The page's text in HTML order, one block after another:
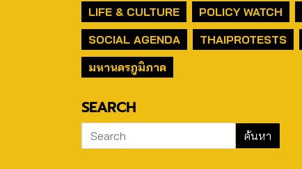
LIFE & CULTURE
POLICY WATCH
SOCIAL AGENDA
THAIPROTESTS
มหานครภูมิภาค
SEARCH